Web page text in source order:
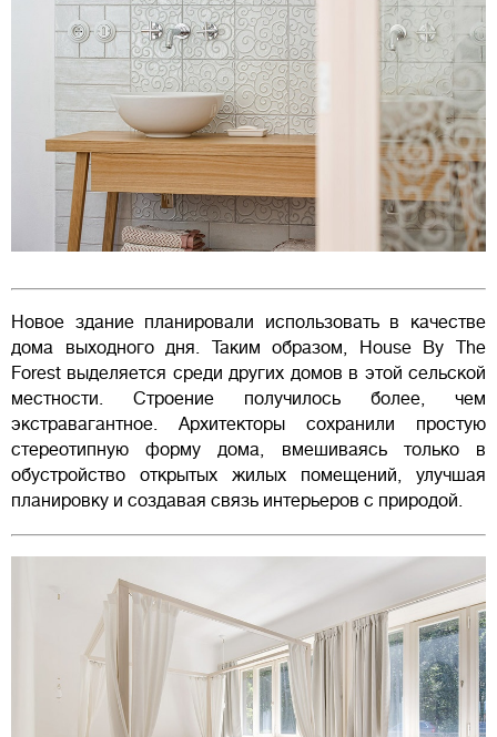
Новое здание планировали использовать в качестве
дома выходного дня. Таким образом, House By The
Forest выделяется среди других домов в этой сельской
местности. Строение получилось более, чем
экстравагантное. Архитекторы сохранили простую
стереотипную форму дома, вмешиваясь только в
обустройство открытых жилых помещений, улучшая
планировку и создавая связь интерьеров с природой.